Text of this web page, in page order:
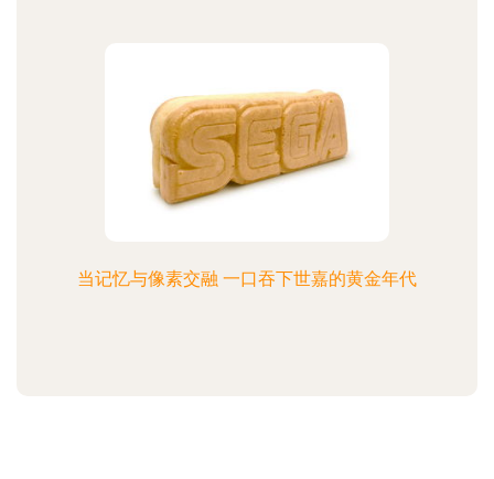
当记忆与像素交融 一口吞下世嘉的黄金年代